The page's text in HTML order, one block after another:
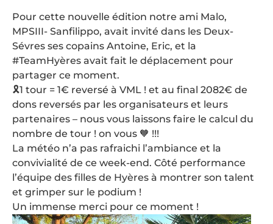
Pour cette nouvelle édition notre ami Malo,
MPSIII- Sanfilippo, avait invité dans les Deux-
Sévres ses copains Antoine, Eric, et la
#TeamHyères avait fait le déplacement pour
partager ce moment.
🎗1 tour = 1€ reversé à VML ! et au final 2082€ de
dons reversés par les organisateurs et leurs
partenaires – nous vous laissons faire le calcul du
nombre de tour ! on vous 🧡 !!!
La météo n’a pas rafraichi l’ambiance et la
convivialité de ce week-end. Côté performance
l’équipe des filles de Hyères à montrer son talent
et grimper sur le podium !
Un immense merci pour ce moment !